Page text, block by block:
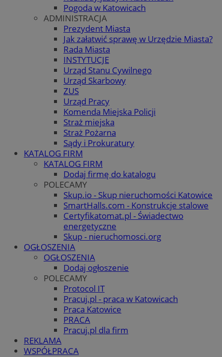
Pogoda w Katowicach
ADMINISTRACJA
Prezydent Miasta
Jak załatwić sprawę w Urzędzie Miasta?
Rada Miasta
INSTYTUCJE
Urząd Stanu Cywilnego
Urząd Skarbowy
ZUS
Urząd Pracy
Komenda Miejska Policji
Straż miejska
Straż Pożarna
Sądy i Prokuratury
KATALOG FIRM
KATALOG FIRM
Dodaj firmę do katalogu
POLECAMY
Skup.io - Skup nieruchomości Katowice
SmartHalls.com - Konstrukcje stalowe
Certyfikatomat.pl - Świadectwo
energetyczne
Skup - nieruchomosci.org
OGŁOSZENIA
OGŁOSZENIA
Dodaj ogłoszenie
POLECAMY
Protocol IT
Pracuj.pl - praca w Katowicach
Praca Katowice
PRACA
Pracuj.pl dla firm
REKLAMA
WSPÓŁPRACA